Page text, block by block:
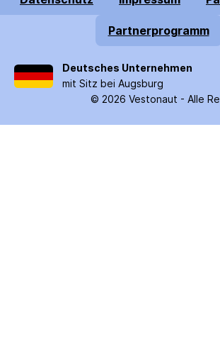
Partnerprogramm
Deutsches Unternehmen
mit Sitz bei Augsburg
© 2026 Vestonaut - Alle